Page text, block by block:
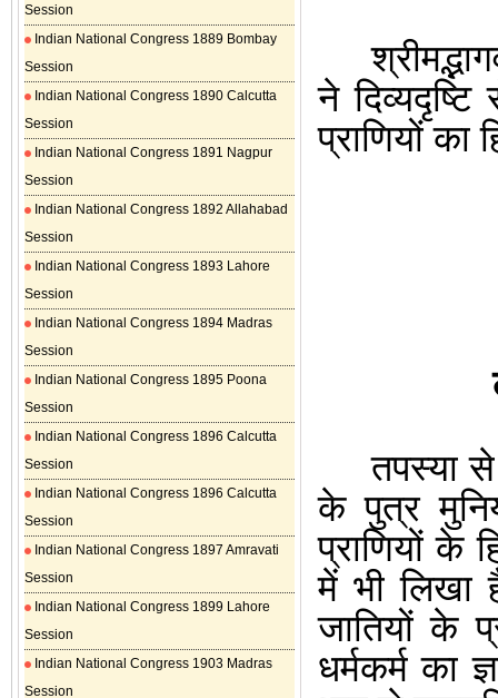
Session
Indian National Congress 1889 Bombay
Session
Indian National Congress 1890 Calcutta
Session
Indian National Congress 1891 Nagpur
Session
Indian National Congress 1892 Allahabad
Session
Indian National Congress 1893 Lahore
Session
Indian National Congress 1894 Madras
Session
Indian National Congress 1895 Poona
Session
Indian National Congress 1896 Calcutta
Session
Indian National Congress 1896 Calcutta
Session
Indian National Congress 1897 Amravati
Session
Indian National Congress 1899 Lahore
Session
Indian National Congress 1903 Madras
Session
ने दिव्यदृष्टि
प्राणियों का
तपस्या
के पुत्र
प्राणियों के
में भी लिखा
जातियों के
धर्मकर्मका